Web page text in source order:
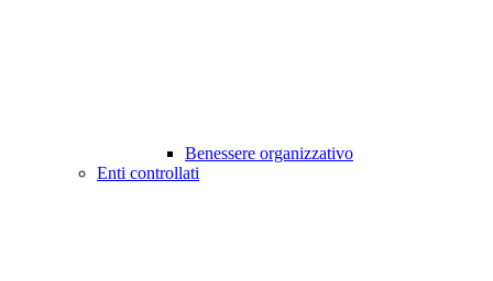
Benessere organizzativo
Enti controllati